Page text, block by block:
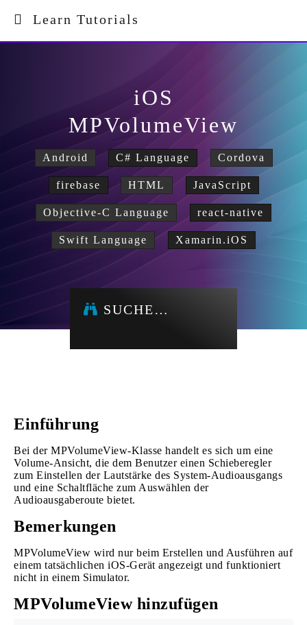
Learn Tutorials
iOS
MPVolumeView
Android C# Language Cordova
firebase HTML JavaScript
Objective-C Language react-native
Swift Language Xamarin.iOS
SUCHE…
Einführung
Bei der MPVolumeView-Klasse handelt es sich um eine
Volume-Ansicht, die dem Benutzer einen Schieberegler
zum Einstellen der Lautstärke des System-Audioausgangs
und eine Schaltfläche zum Auswählen der
Audioausgaberoute bietet.
Bemerkungen
MPVolumeView wird nur beim Erstellen und Ausführen auf
einem tatsächlichen iOS-Gerät angezeigt und funktioniert
nicht in einem Simulator.
MPVolumeView hinzufügen